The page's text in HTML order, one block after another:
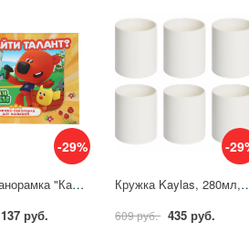
-29%
Книжка-панорамка "Как найти талант. Ми-ми-мишки" 25х19 см. 10 стр. УМка 978-5-506-10268-7
137 руб.
-
Кружка Kaylas, 280мл,
609 руб. 435 руб.